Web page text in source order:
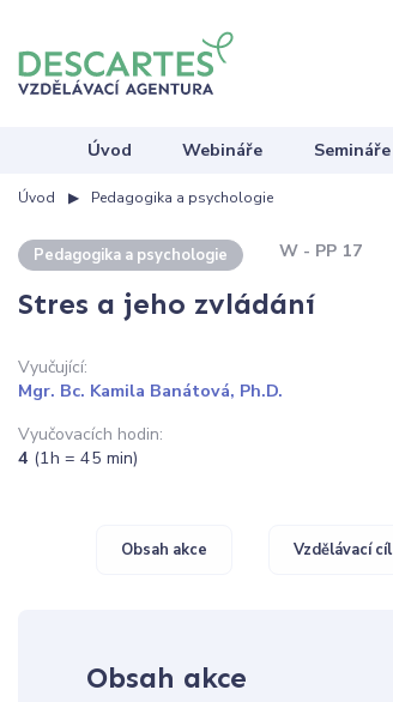
Úvod Webináře Semináře
Úvod Pedagogika a psychologie
Pedagogika a psychologie W - PP 17
Stres a jeho zvládání
Vyučující:
Mgr. Bc. Kamila Banátová, Ph.D.
Vyučovacích hodin:
4 (1h = 45 min)
Obsah akce Vzdělávací cíl
Obsah akce